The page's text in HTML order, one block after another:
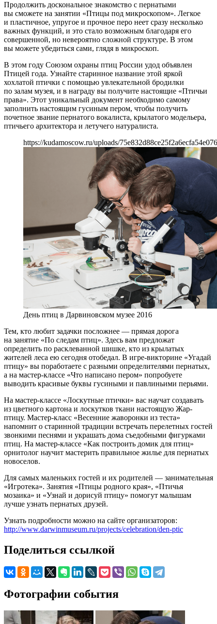
Продолжить доскональное знакомство с пернатыми
вы сможете на занятии «Птицы под микроскопом». Легкое
и пластичное, упругое и прочное перо неет сразу несколько
важных функций, и это стало возможным благодаря его
совершенной, но невероятно сложной структуре. В этом
вы можете убедиться сами, глядя в микроскоп.
В этом году Союзом охраны птиц России удод объявлен
Птицей года. Узнайте старинное название этой яркой
хохлатой птички с помощью увлекательной бродилки
по залам музея, и в награду вы получите настоящие «Птичьи
права». Этот уникальный документ необходимо самому
заполнить настоящим гусиным пером, чтобы получить
почетное звание пернатого вокалиста, крылатого модельера,
птичьего архитектора и летучего натуралиста.
https://kudamoscow.ru/uploads/
День птиц в Дарвиновском музее 2016
Тем, кто любит задачки посложнее — прямая дорога
на занятие «По следам птиц». Здесь вам предложат
определить по расклеванной шишке, кто из крылатых
жителей леса ею сегодня отобедал. В игре-викторине «Угадай
птицу» вы поработаете с разными определителями пернатых,
а на мастер-классе «Что написано пером» попробуете
выводить красивые буквы гусиными и павлиньими перьями.
На мастер-классе «Лоскутные птички» вас научат создавать
из цветного картона и лоскутков ткани настоящую Жар-
птицу. Мастер-класс «Весенние жаворонки из теста»
напомнит о старинной традиции встречать перелетных гостей
звонкими песнями и украшать дома съедобными фигурками
птиц. На мастер-классе «Как построить домик для птиц»
орнитолог научит мастерить правильное жилье для пернатых
новоселов.
Для самых маленьких гостей и их родителей — занимательная
«Игротека». Занятия «Птицы родного края», «Птичья
мозаика» и «Узнай и дорисуй птицу» помогут малышам
лучше узнать пернатых друзей.
Узнать подробности можно на сайте организаторов:
http://www.darwinmuseum.ru/projects/celebration/den-ptic
Поделиться ссылкой
Фотографии события